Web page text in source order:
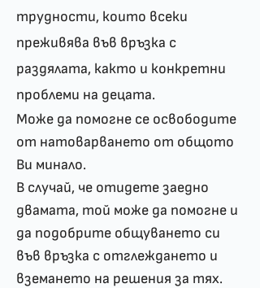
трудности, които всеки
преживява във връзка с
раздялата, както и конкретни
проблеми на децата.
Може да помогне се освободите
от натоварването от общото
Ви минало.
В случай, че отидете заедно
двамата, той може да помогне и
да подобрите общуването си
във връзка с отглеждането и
вземането на решения за тях.